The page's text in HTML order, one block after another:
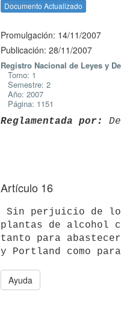
Documento Actualizado
Promulgación: 14/11/2007
Publicación: 28/11/2007
Registro Nacional de Leyes y
Tomo: 1
Semestre: 2
Año: 2007
Página: 1151
Reglamentada por:
Artículo 16
plantas de alcohol
tanto para
Ayuda